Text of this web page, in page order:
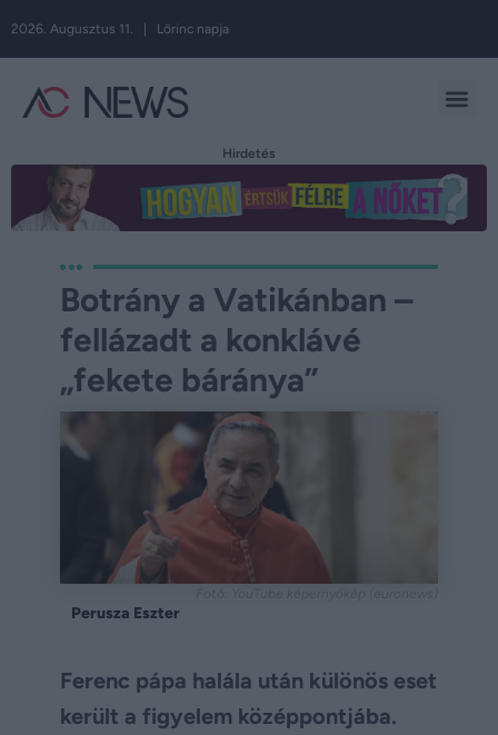
2026. Augusztus 11. | Lőrinc napja
Hirdetés
Botrány a Vatikánban –
fellázadt a konklávé
„fekete báránya”
Perusza Eszter
Ferenc pápa halála után különös eset
került a figyelem középpontjába.